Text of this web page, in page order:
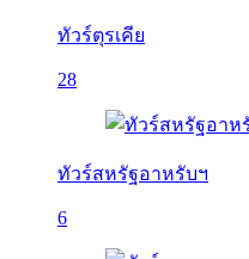
ทัวร์ตุรเคีย
28
ทัวร์สหรัฐอาหรับฯ
6